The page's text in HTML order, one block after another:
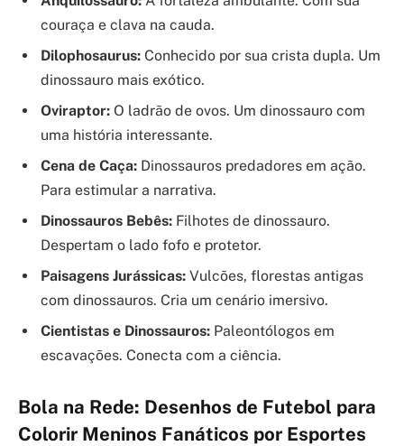
couraça e clava na cauda.
Dilophosaurus: Conhecido por sua crista dupla. Um
dinossauro mais exótico.
Oviraptor: O ladrão de ovos. Um dinossauro com
uma história interessante.
Cena de Caça: Dinossauros predadores em ação.
Para estimular a narrativa.
Dinossauros Bebês: Filhotes de dinossauro.
Despertam o lado fofo e protetor.
Paisagens Jurássicas: Vulcões, florestas antigas
com dinossauros. Cria um cenário imersivo.
Cientistas e Dinossauros: Paleontólogos em
escavações. Conecta com a ciência.
Bola na Rede: Desenhos de Futebol para
Colorir Meninos Fanáticos por Esportes